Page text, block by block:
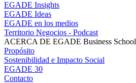
EGADE Insights
EGADE Ideas
EGADE en los medios
Territorio Negocios - Podcast
ACERCA DE EGADE Business School
Propósito
Sostenibilidad e Impacto Social
EGADE 30
Contacto